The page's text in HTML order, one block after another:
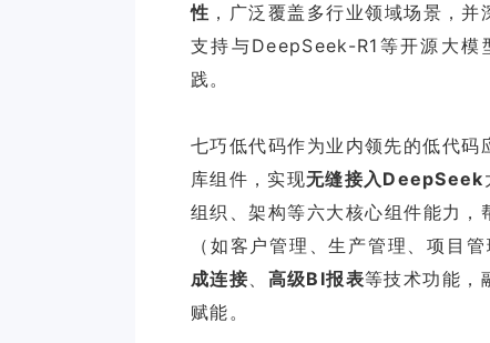
性 ，广泛覆盖多行业领域场景，
支持与DeepSeek-R1等开源大
践。
七巧低代码作为业内领先的低代
库组件‌，实现无缝接入DeepSeek
组织、架构等六大核心组件能力，
（如客户管理、生产管理、项目
成连接、 高级BI报表等技术功能，
赋能。